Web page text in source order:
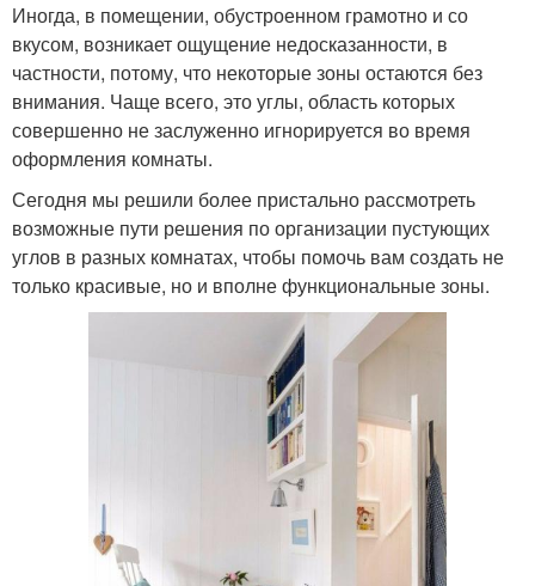
Иногда, в помещении, обустроенном грамотно и со
вкусом, возникает ощущение недосказанности, в
частности, потому, что некоторые зоны остаются без
внимания. Чаще всего, это углы, область которых
совершенно не заслуженно игнорируется во время
оформления комнаты.
Сегодня мы решили более пристально рассмотреть
возможные пути решения по организации пустующих
углов в разных комнатах, чтобы помочь вам создать не
только красивые, но и вполне функциональные зоны.